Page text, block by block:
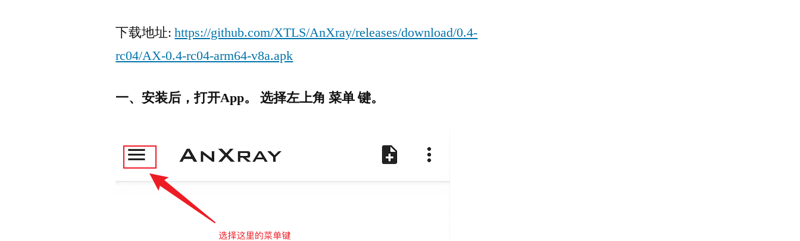
下载地址:https://github.com/XTLS/AnXray/releases/download/0.4-
rc04/AX-0.4-rc04-arm64-v8a.apk
一、安装后，打开App。 选择左上角 菜单 键。